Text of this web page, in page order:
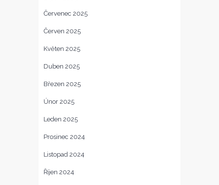
Červenec 2025
Červen 2025
Květen 2025
Duben 2025
Březen 2025
Únor 2025
Leden 2025
Prosinec 2024
Listopad 2024
Říjen 2024